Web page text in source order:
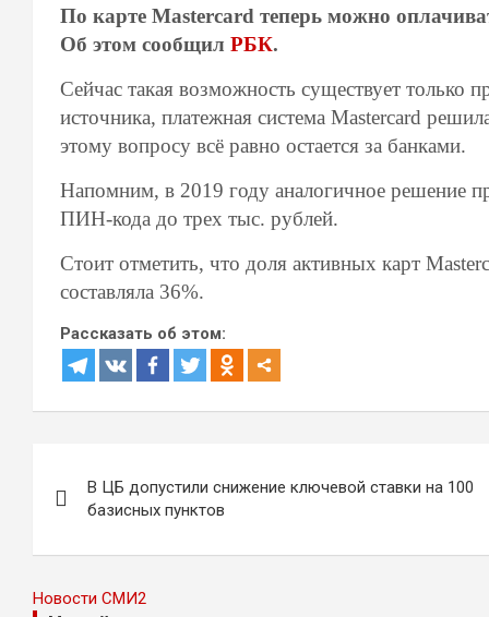
По карте Mastercard теперь можно
Об этом сообщил РБК.
Сейчас такая возможность существует
источника, платежная система Mastercard
этому вопросу всё равно остается за банками.
Напомним, в 2019 году аналогичное решение
ПИН-кода до трех тыс. рублей.
Стоит отметить, что доля активных карт
составляла 36%.
Рассказать об этом:
по
записям
В ЦБ допустили снижение ключевой ставки на 100
базисных пунктов
Новости СМИ2